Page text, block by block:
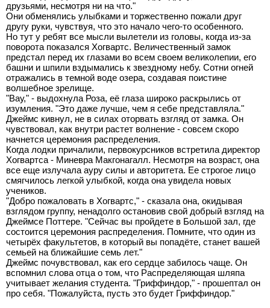
друзьями, несмотря ни на что."
Они обменялись улыбками и торжественно пожали друг
другу руки, чувствуя, что это начало чего-то особенного.
Но тут у ребят все мысли вылетели из головы, когда из-за
поворота показался Хогвартс. Величественный замок
предстал перед их глазами во всем своем великолепии, его
башни и шпили вздымались к звездному небу. Сотни огней
отражались в темной воде озера, создавая поистине
волшебное зрелище.
"Вау," - выдохнула Роза, её глаза широко раскрылись от
изумления. "Это даже лучше, чем я себе представляла."
Джеймс кивнул, не в силах оторвать взгляд от замка. Он
чувствовал, как внутри растет волнение - совсем скоро
начнется церемония распределения.
Когда лодки причалили, первокурсников встретила директор
Хогвартса - Миневра Макгонагалл. Несмотря на возраст, она
все еще излучала ауру силы и авторитета. Ее строгое лицо
смягчилось легкой улыбкой, когда она увидела новых
учеников.
"Добро пожаловать в Хогвартс," - сказала она, окидывая
взглядом группу, ненадолго остановив свой добрый взгляд на
Джеймсе Поттере. "Сейчас вы пройдете в Большой зал, где
состоится церемония распределения. Помните, что один из
четырёх факультетов, в который вы попадёте, станет вашей
семьей на ближайшие семь лет."
Джеймс почувствовал, как его сердце забилось чаще. Он
вспомнил слова отца о том, что Распределяющая шляпа
учитывает желания студента. "Гриффиндор," - прошептал он
про себя. "Пожалуйста, пусть это будет Гриффиндор."